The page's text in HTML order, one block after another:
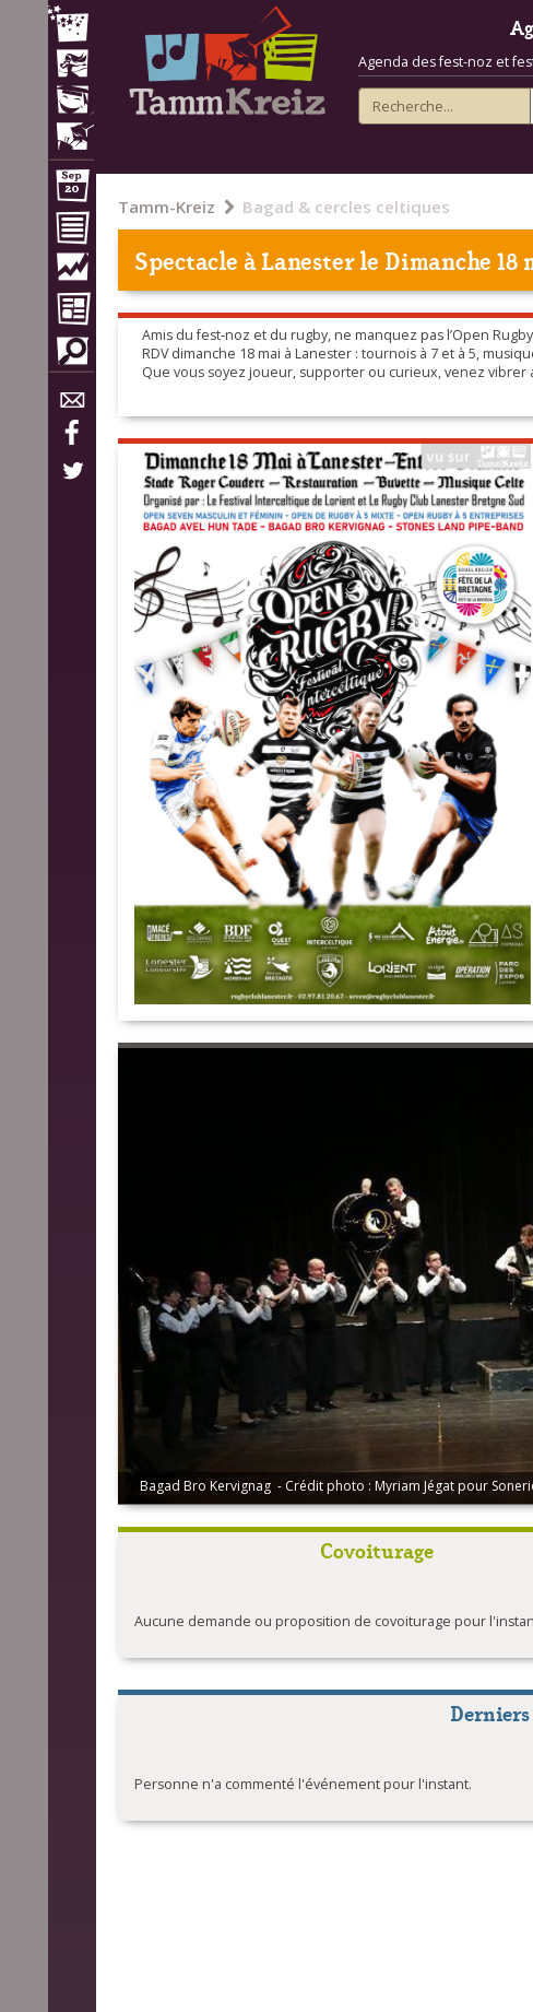
Agenda des fest-noz et
Tamm-Kreiz Bagad & cercles celtiques
Spectacle àLanesterle Dimanche 18
Amis du fest-noz et du rugby, ne manquez pas l’Open
RDV dimanche 18 mai à Lanester : tournois à 7 et à 5,
Que vous soyez joueur, supporter ou curieux, venez
Bagad Bro Kervignag - Crédit photo : Myriam Jégat pour
Covoiturage
Aucune demande ou proposition de covoiturage pour
Personne n'a commenté l'événement pour l'instant.